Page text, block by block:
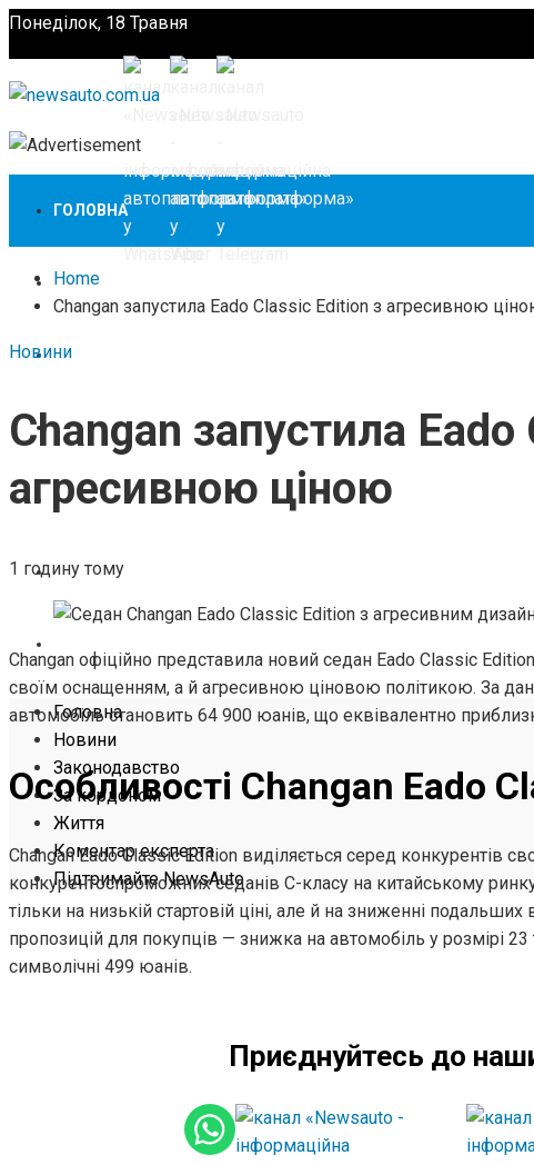
Понеділок, 18 Травня
ГОЛОВНА
НОВИНИ
ЗАКОНОДАВСТВО
ЗА КОРДОНОМ
ЖИТТЯ
КОМЕНТАР ЕКСПЕРТА
Головна
Новини
Законодавство
За кордоном
Життя
Коментар експерта
Підтримайте NewsAuto
Home
Changan запустила Eado Classic Edition з агресивною
Новини
Changan запустила
агресивною ціною
1 годину тому
Changan офіційно представила новий седан Eado Classic
своїм оснащенням, а й агресивною ціновою політикою. За
автомобіль становить 64 900 юанів, що еквівалентно
Особливості Changan Eado
Changan Eado Classic Edition виділяється серед конкурентів
конкурентоспроможних седанів С-класу на китайському
тільки на низькій стартовій ціні, але й на зниженні
пропозицій для покупців — знижка на автомобіль у розмірі 23
символічні 499 юанів.
Приєднуйтесь до